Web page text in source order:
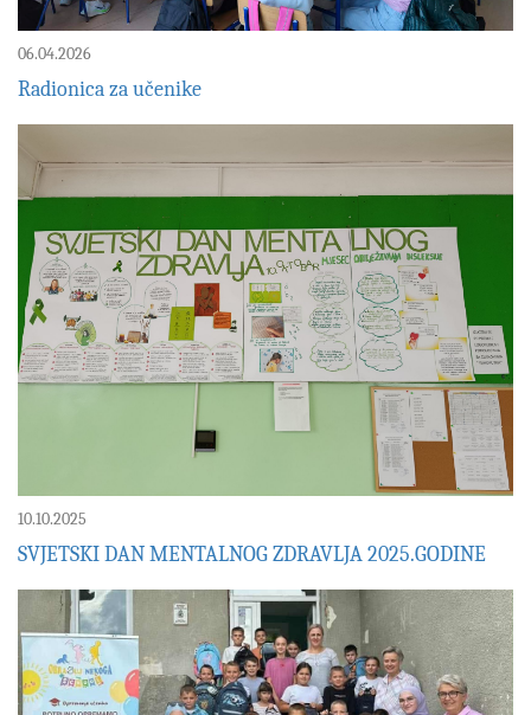
06.04.2026
Radionica za učenike
10.10.2025
SVJETSKI DAN MENTALNOG ZDRAVLJA 2025.GODINE